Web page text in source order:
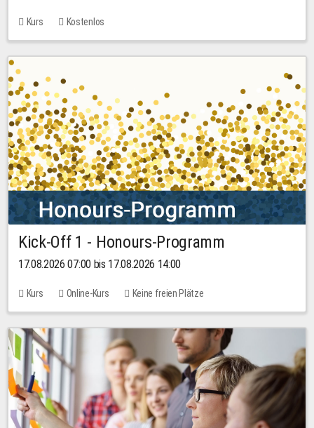
Kurs Kostenlos
Kick-Off 1 - Honours-Programm
17.08.2026 07:00 bis 17.08.2026 14:00
Kurs Online-Kurs Keine freien Plätze